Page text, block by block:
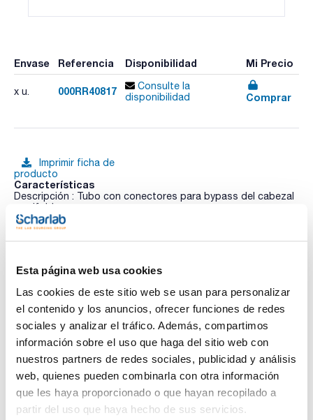
Esta página web usa cookies
Las cookies de este sitio web se usan para personalizar
el contenido y los anuncios, ofrecer funciones de redes
sociales y analizar el tráfico. Además, compartimos
información sobre el uso que haga del sitio web con
nuestros partners de redes sociales, publicidad y análisis
web, quienes pueden combinarla con otra información
que les haya proporcionado o que hayan recopilado a
partir del uso que haya hecho de sus servicios.
Envase Referencia Disponibilidad Mi Precio
x u. 000RR40817
Consulte la
disponibilidad
Comprar
Imprimir ficha de
producto
Características
Descripción : Tubo con conectores para bypass del cabezal
manifold
Pack (u.) : 1
La estación de reacción Mya 4 es una estación de reacción
durante 24 horas, 7 días a la semana, sin desatender la
Características generales:
- Menos espacio que cuatro configuraciones de reacción
- Control independiente de cada zona desde -30ºC a 180ºC.
- Sondas de temperatura Pt100.
- Agitación magnética de 100 a 1000 rpm (controla cada
posición independientemente).
- Control de pantalla táctil Pad; intuitiva y fácil de usar.
Establece perfiles automatizados o utiliza el control manual.
Operación única o multiusuario.
- Amplia gama de vasos de 2ml a 400ml.
- Software de control de PC opcional: integra y controla
Documentación técnica
TDS / Ficha técnica
Regístrate para
descargas
COA
Regístrate para
descargas
SDS/ Hoja de seguridad
Regístrate para
descargas